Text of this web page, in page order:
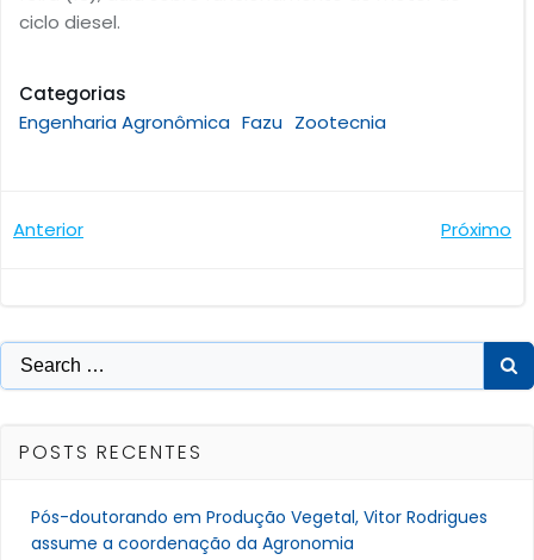
ciclo diesel.
Categorias
Engenharia Agronômica Fazu Zootecnia
Navegação
Post
Anterior
Post
Próximo
Search
for:
POSTS RECENTES
Pós-doutorando em Produção Vegetal, Vitor Rodrigues
assume a coordenação da Agronomia